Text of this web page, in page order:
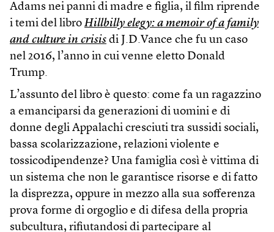
Adams nei panni di madre e figlia, il film riprende
i temi del libro Hillbilly elegy: a memoir of a family
and culture in crisis di J.D.Vance che fu un caso
nel 2016, l’anno in cui venne eletto Donald
Trump.
L’assunto del libro è questo: come fa un ragazzino
a emanciparsi da generazioni di uomini e di
donne degli Appalachi cresciuti tra sussidi sociali,
bassa scolarizzazione, relazioni violente e
tossicodipendenze? Una famiglia così è vittima di
un sistema che non le garantisce risorse e di fatto
la disprezza, oppure in mezzo alla sua sofferenza
prova forme di orgoglio e di difesa della propria
subcultura, rifiutandosi di partecipare al